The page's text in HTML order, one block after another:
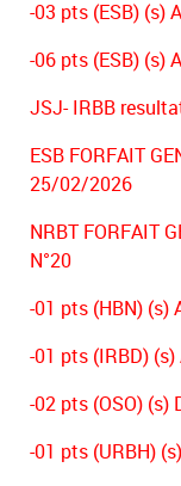
-03 pts (ESB) (s)
-06 pts (ESB) (s)
JSJ- IRBB
ESB FORFAIT
25/02/2026
NRBT FORFAIT
N°20
-01 pts (HBN) (s)
-01 pts (IRBD) (s)
-02 pts (OSO) (s)
-01 pts (URBH)